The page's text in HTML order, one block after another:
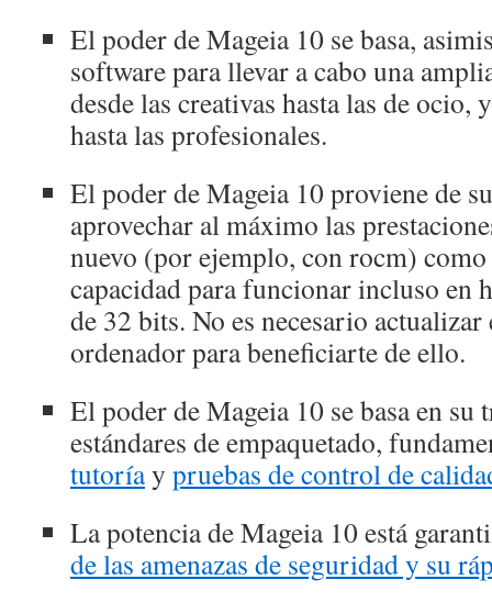
El poder de Mageia 10 se basa,
software para llevar a cabo una
desde las creativas hasta las de ocio,
hasta las profesionales.
El poder de Mageia 10 proviene de
aprovechar al máximo las
nuevo (por ejemplo, con rocm)
capacidad para funcionar incluso en
de 32 bits. No es necesario
ordenador para beneficiarte de ello.
El poder de Mageia 10 se basa en su
estándares de empaquetado,
tutoríay pruebas de control de
La potencia de Mageia 10 está
de las amenazas de seguridad y su